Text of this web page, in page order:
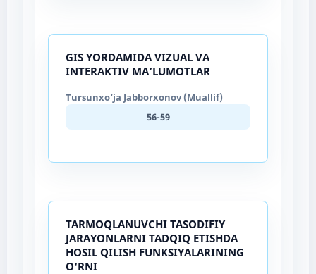
GIS YORDAMIDA VIZUAL VA
INTERAKTIV MA’LUMOTLAR
Tursunxo‘ja Jabborxonov (Muallif)
56-59
TARMOQLANUVCHI TASODIFIY
JARAYONLARNI TADQIQ ETISHDA
HOSIL QILISH FUNKSIYALARINING
O‘RNI